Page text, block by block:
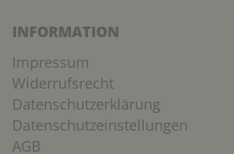
INFORMATION
Impressum
Widerrufsrecht
Datenschutzerklärung
Datenschutzeinstellungen
AGB